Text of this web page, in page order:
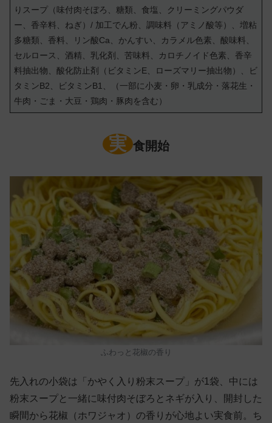
りスープ（味付肉そぼろ、糖類、食塩、クリーミングパウダ
ー、香辛料、ねぎ）/ 加工でん粉、調味料（アミノ酸等）、増粘
多糖類、香料、リン酸Ca、かんすい、カラメル色素、酸味料、
セルロース、酒精、乳化剤、苦味料、カロチノイド色素、香辛
料抽出物、酸化防止剤（ビタミンE、ローズマリー抽出物）、ビ
タミンB2、ビタミンB1、（一部に小麦・卵・乳成分・落花生・
牛肉・ごま・大豆・鶏肉・豚肉を含む）
実 食開始
ふわっと花椒の香り
先入れの小袋は「かやく入り粉末スープ」が1袋、中には
粉末スープと一緒に味付肉そぼろとネギが入り、開封した
瞬間から花椒（ホワジャオ）の香りが心地よい実食前。ち